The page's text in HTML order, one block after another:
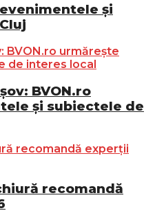
și
BVON.ro
și subiectele de
recomandă